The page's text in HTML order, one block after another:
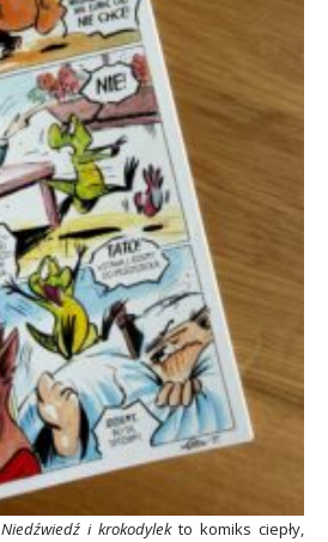
Niedźwiedź i krokodylekto komiks ciepły,